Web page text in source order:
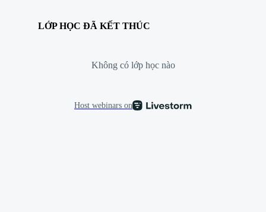
LỚP HỌC ĐÃ KẾT THÚC
Không có lớp học nào
Host webinars on